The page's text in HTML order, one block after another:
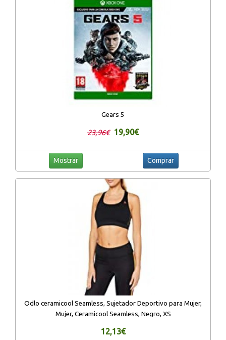
Gears 5
23,96€ 19,90€
Mostrar Comprar
Odlo ceramicool Seamless, Sujetador Deportivo para Mujer,
Mujer, Ceramicool Seamless, Negro, XS
12,13€